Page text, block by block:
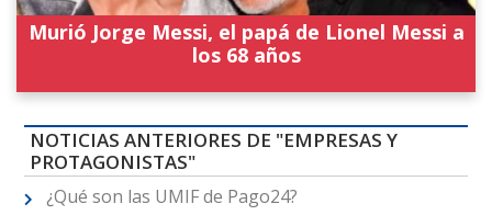
Murió Jorge Messi, el papá de Lionel Messi a
los 68 años
NOTICIAS ANTERIORES DE "EMPRESAS Y
PROTAGONISTAS"
¿Qué son las UMIF de Pago24?